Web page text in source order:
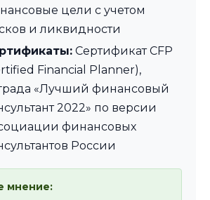
цели с учетом
и ликвидности
Сертификат CFP
Financial Planner),
«Лучший финансовый
2022» по версии
финансовых
России
мнение: